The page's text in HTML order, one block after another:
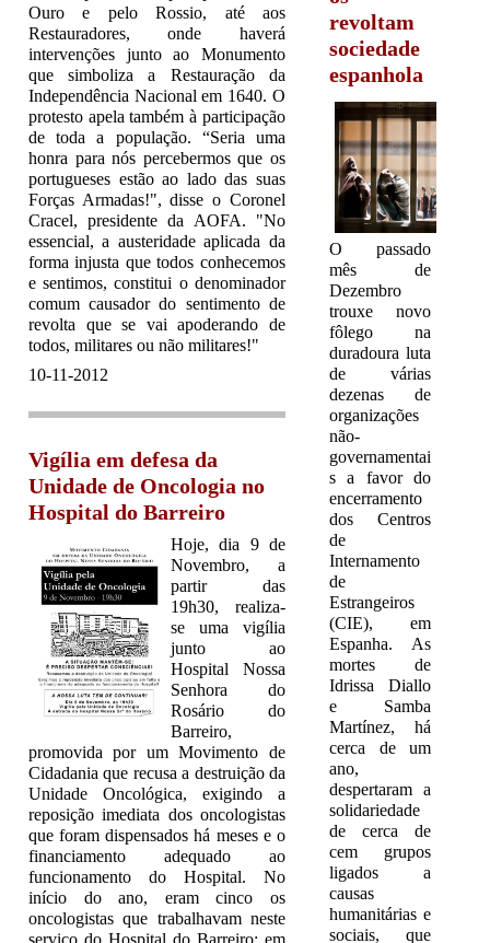
Ouro e pelo Rossio, até aos
Restauradores, onde haverá
intervenções junto ao Monumento
que simboliza a Restauração da
Independência Nacional em 1640. O
protesto apela também à participação
de toda a população. “Seria uma
honra para nós percebermos que os
portugueses estão ao lado das suas
Forças Armadas!", disse o Coronel
Cracel, presidente da AOFA. "No
essencial, a austeridade aplicada da
forma injusta que todos conhecemos
e sentimos, constitui o denominador
comum causador do sentimento de
revolta que se vai apoderando de
todos, militares ou não militares!"
10-11-2012
Vigília em defesa da
Unidade de Oncologia no
Hospital do Barreiro
Hoje, dia 9 de
Novembro, a
partir das
19h30, realiza-
se uma vigília
junto ao
Hospital Nossa
Senhora do
Rosário do
Barreiro,
promovida por um Movimento de
Cidadania que recusa a destruição da
Unidade Oncológica, exigindo a
reposição imediata dos oncologistas
que foram dispensados há meses e o
financiamento adequado ao
funcionamento do Hospital. No
início do ano, eram cinco os
oncologistas que trabalhavam neste
serviço do Hospital do Barreiro; em
revoltam
sociedade
espanhola
O passado
mês de
Dezembro
trouxe novo
fôlego na
duradoura luta
de várias
dezenas de
organizações
não-
governamentai
s a favor do
encerramento
dos Centros
de
Internamento
de
Estrangeiros
(CIE), em
Espanha. As
mortes de
Idrissa Diallo
e Samba
Martínez, há
cerca de um
ano,
despertaram a
solidariedade
de cerca de
cem grupos
ligados a
causas
humanitárias e
sociais, que